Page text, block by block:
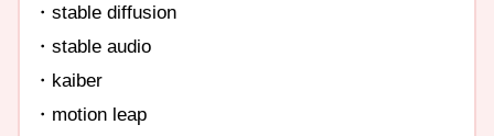
・stable diffusion
・stable audio
・kaiber
・motion leap